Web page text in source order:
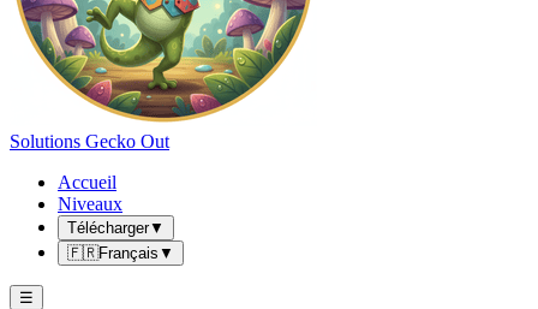
Solutions Gecko Out
Accueil
Niveaux
Télécharger▼
🇫🇷Français ▼
☰